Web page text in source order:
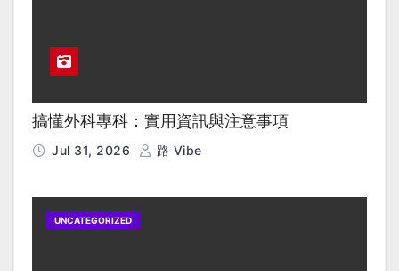
搞懂外科專科：實用資訊與注意事項
Jul 31, 2026 路 Vibe
UNCATEGORIZED